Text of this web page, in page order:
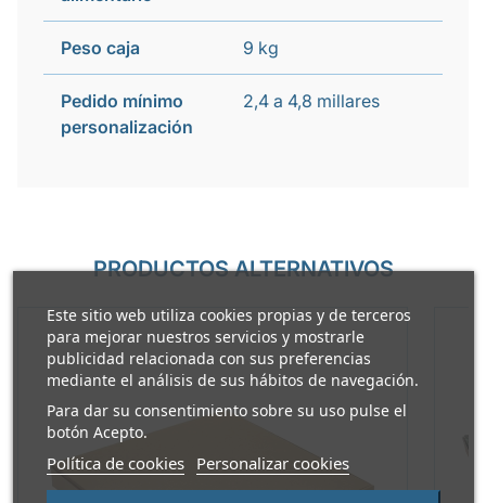
Este sitio web utiliza cookies propias y de terceros
para mejorar nuestros servicios y mostrarle
publicidad relacionada con sus preferencias
mediante el análisis de sus hábitos de navegación.
Para dar su consentimiento sobre su uso pulse el
botón Acepto.
Política de cookies Personalizar cookies
Peso caja 9 kg
Pedido mínimo
personalización
2,4 a 4,8 millares
PRODUCTOS ALTERNATIVOS